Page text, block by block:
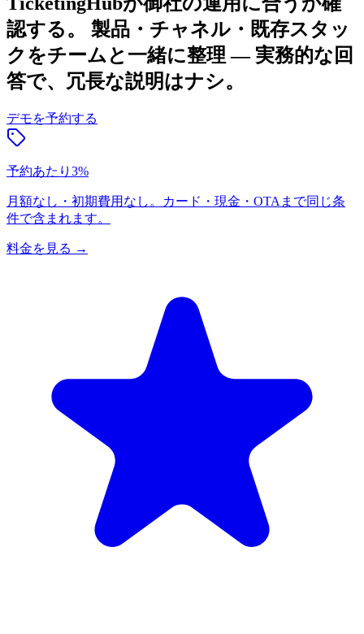
認する。
製品・チャネル・既存スタッ
クをチームと一緒に整理 — 実務的な回
答で、冗長な説明はナシ。
デモを予約する
予約あたり3%
月額なし・初期費用なし。カード・現金・OTAまで同じ条
件で含まれます。
料金を見る →